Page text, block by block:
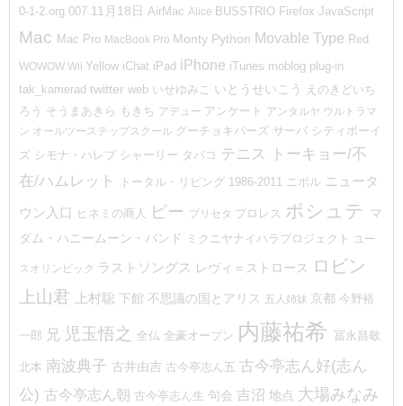
0-1-2.org 007 11月18日 AirMac Alice BUSSTRIO Firefox JavaScript
Mac Mac Pro MacBook Pro Monty Python Movable Type Red
WOWOW Wii Yellow iChat iPad iPhone iTunes moblog plug-in
tak_kamerad twitter web いせゆみこ いとうせいこう
えのきどいち
ろう そうまあきら もきち アデュー アンケート アンタルヤ ウルトラマ
ン オールツーステップスクール グーチョキパーズ サーバ シティボーイ
ズ シモナ・ハレプ シャーリー タバコ テニス
トーキョー/不
在/ハムレット
トータル・リビング 1986-2011 ニボル ニュータ
ウン入口 ヒネミの商人 ピー プリセタ プロレス ポシュテ
マ
ダム・ハニームーン・バンド
ミクニヤナイハラプロジェクト ユー
スオリンピック ラストソングス レヴィ＝ストロース ロビン
上山君 上村聡 下館 不思議の国とアリス 五人姉妹 京都 今野裕
一郎 兄 児玉悟之 全仏 全豪オープン 内藤祐希 冨永昌敬
北本 南波典子 古井由吉 古今亭志ん五 古今亭志ん好(志ん
公) 古今亭志ん朝 古今亭志ん生 句会 吉沼 地点 大場みなみ